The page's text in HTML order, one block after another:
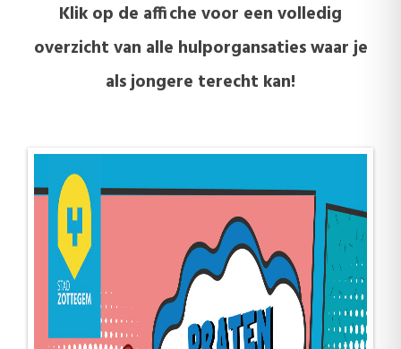
Klik op de affiche voor een volledig
overzicht van alle hulporgansaties waar je
als jongere terecht kan!